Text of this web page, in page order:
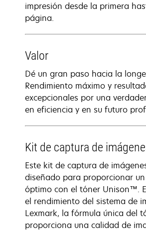
impresión desde la primera
página.
Valor
Dé un gran paso hacia la
Rendimiento máximo y
excepcionales por una
en eficiencia y en su futuro
Kit de captura de
Este kit de captura de
diseñado para proporcionar
óptimo con el tóner Unison™.
el rendimiento del sistema de
Lexmark, la fórmula única del
proporciona una calidad de